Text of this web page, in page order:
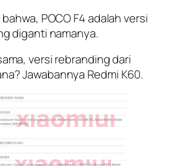
POCO F4 adalah versi
diganti namanya.
versi rebranding dari
Jawabannya Redmi K60.